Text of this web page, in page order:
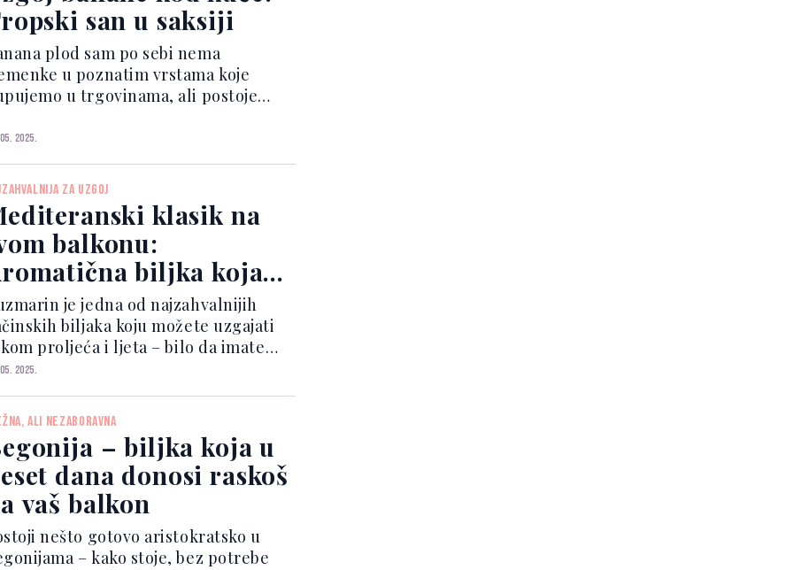
san u saksiji
plod sam po sebi nema
u poznatim vrstama koje
u trgovinama, ali postoje
iskoristiti izdanke koje banana
2025.
ZA UZGOJ
klasik na
balkonu:
biljka koja
komarce i stres
je jedna od najzahvalnijih
biljaka koju možete uzgajati
proljeća i ljeta – bilo da imate
balkon ili samo sunčani
2025.
ALI NEZABORAVNA
– biljka koja u
dana donosi raskoš
vaš balkon
nešto gotovo aristokratsko u
– kako stoje, bez potrebe